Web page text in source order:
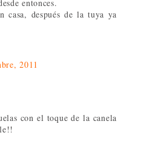
entonces.
casa, después de la tuya ya
2011
con el toque de la canela